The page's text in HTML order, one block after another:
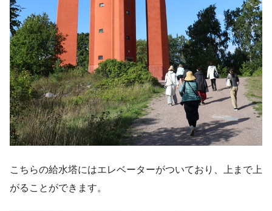
こちらの給水塔にはエレベーターがついており、上まで上
がることができます。